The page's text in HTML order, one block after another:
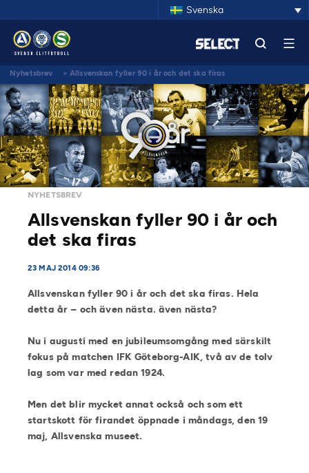
Svenska
Nyhetsbrev > Allsvenskan fyller 90 i år och det ska firas
NYHETSBREV
Allsvenskan fyller 90 i år och
det ska firas
23 MAJ 2014 09:36
Allsvenskan fyller 90 i år och det ska firas. Hela
detta år – och även nästa. även nästa?
Nu i augusti med en jubileumsomgång med särskilt
fokus på matchen IFK Göteborg-AIK, två av de tolv
lag som var med redan 1924.
Men det blir mycket annat också och som ett
startskott för firandet öppnade i måndags, den 19
maj, Allsvenska museet.